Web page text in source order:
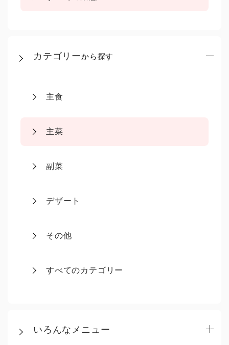
カテゴリーから探す
主食
主菜
副菜
デザート
その他
すべてのカテゴリー
いろんなメニュー